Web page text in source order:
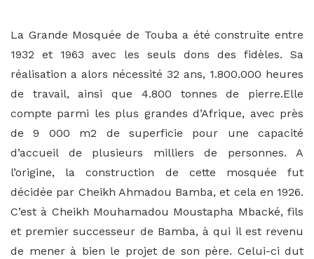
La Grande Mosquée de Touba a été construite entre
1932 et 1963 avec les seuls dons des fidèles. Sa
réalisation a alors nécessité 32 ans, 1.800.000 heures
de travail, ainsi que 4.800 tonnes de pierre.Elle
compte parmi les plus grandes d’Afrique, avec près
de 9 000 m2 de superficie pour une capacité
d’accueil de plusieurs milliers de personnes. A
l’origine, la construction de cette mosquée fut
décidée par Cheikh Ahmadou Bamba, et cela en 1926.
C’est à Cheikh Mouhamadou Moustapha Mbacké, fils
et premier successeur de Bamba, à qui il est revenu
de mener à bien le projet de son père. Celui-ci dut